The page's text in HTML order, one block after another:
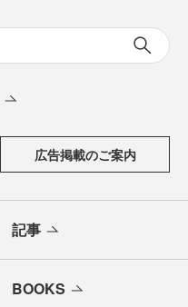
広告掲載のご案内
記事
BOOKS